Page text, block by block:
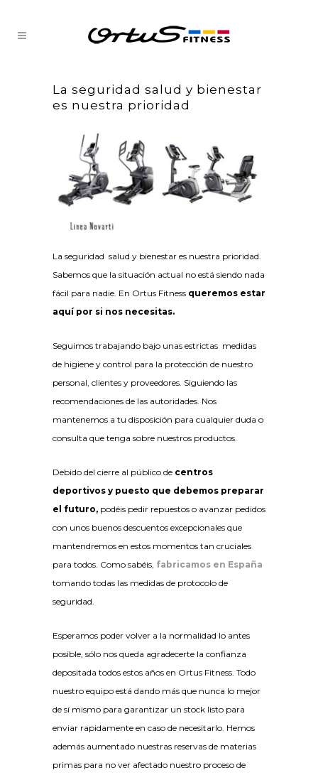
La seguridad salud y bienestar
es nuestra prioridad
La seguridad salud y bienestar es nuestra prioridad.
Sabemos que la situación actual no está siendo nada
fácil para nadie. En Ortus Fitness queremos estar
aquí por si nos necesitas.
Seguimos trabajando bajo unas estrictas medidas
de higiene y control para la protección de nuestro
personal, clientes y proveedores. Siguiendo las
recomendaciones de las autoridades. Nos
mantenemos a tu disposición para cualquier duda o
consulta que tenga sobre nuestros productos.
Debido del cierre al público de centros
deportivos y puesto que debemos preparar
el futuro, podéis pedir repuestos o avanzar pedidos
con unos buenos descuentos excepcionales que
mantendremos en estos momentos tan cruciales
para todos. Como sabéis, fabricamos en España
tomando todas las medidas de protocolo de
seguridad.
Esperamos poder volver a la normalidad lo antes
posible, sólo nos queda agradecerte la confianza
depositada todos estos años en Ortus Fitness. Todo
nuestro equipo está dando más que nunca lo mejor
de sí mismo para garantizar un stock listo para
enviar rapidamente en caso de necesitarlo. Hemos
además aumentado nuestras reservas de materias
primas para no ver afectado nuestro proceso de